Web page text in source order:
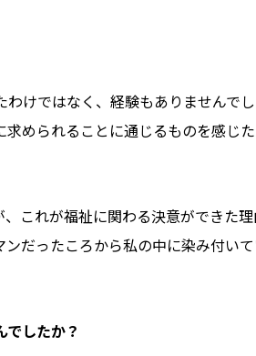
けではなく、経験もありませんでし
められることに通じるものを感じ
これが福祉に関わる決意ができた
だったころから私の中に染み付い
したか？